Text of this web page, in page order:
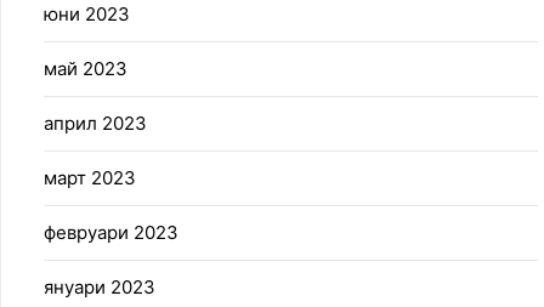
юни 2023
май 2023
април 2023
март 2023
февруари 2023
януари 2023